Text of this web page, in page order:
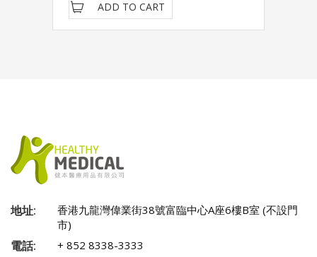
ADD TO CART
地址:
香港九龍灣偉業街38號富臨中心A座6樓B室 (不設門
市)
電話: + 852 8338-3333